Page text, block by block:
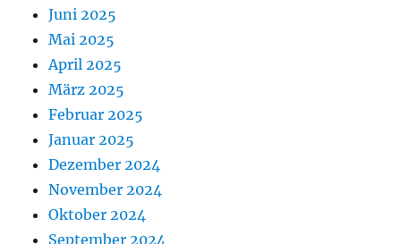
Juni 2025
Mai 2025
April 2025
März 2025
Februar 2025
Januar 2025
Dezember 2024
November 2024
Oktober 2024
September 2024